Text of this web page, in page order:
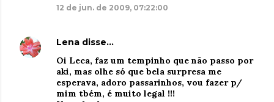
12 de jun. de 2009, 07:22:00
Lena disse…
Oi Leca, faz um tempinho que não passo por
aki, mas olhe só que bela surpresa me
esperava, adoro passarinhos, vou fazer p/
mim tbém, é muito legal !!!